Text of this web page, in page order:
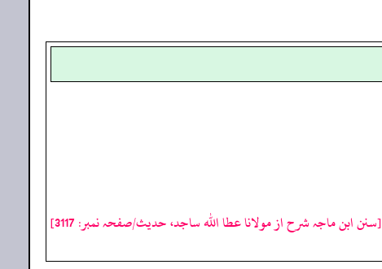
[سنن ابن ماجہ شرح از مولانا عطا الله ساجد، حدیث/صفحہ نمبر: 3117]